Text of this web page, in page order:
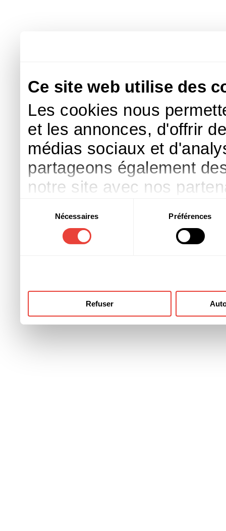
Ce site web utilise des
Les cookies nous
et les annonces, d'offrir
médias sociaux et
partageons également
notre site avec nos
d'autres informations
ont collectées lors de
consentement
Nécessaires Préférences
Refuser